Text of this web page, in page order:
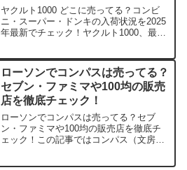
ク！
ヤクルト1000 どこに売ってる？コンビ
ニ・スーパー・ドンキの入荷状況を2025
年最新でチェック！ヤクルト1000、最近
空っぽでガッカリ…。そんな皆さんのた
めに、この記...
ローソンでコンパスは売ってる？
セブン・ファミマや100均の販売
店を徹底チェック！
ローソンでコンパスは売ってる？セブ
ン・ファミマや100均の販売店を徹底チ
ェック！この記事ではコンパス（文房